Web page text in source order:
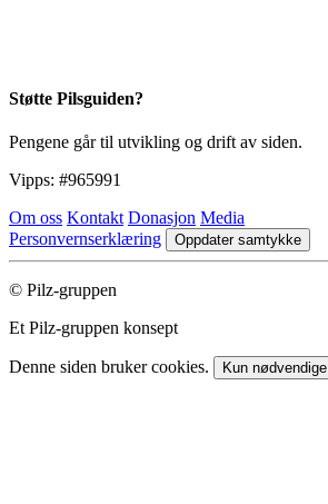
Støtte Pilsguiden?
Pengene går til utvikling og drift av siden.
Vipps: #965991
Om oss Kontakt Donasjon Media
Personvernserklæring
Oppdater samtykke
© Pilz-gruppen
Et Pilz-gruppen konsept
Denne siden bruker cookies. Kun nødvendige